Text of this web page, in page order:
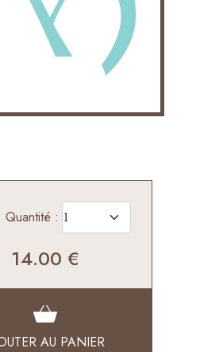
Quantité :
14.00 €
AU PANIER